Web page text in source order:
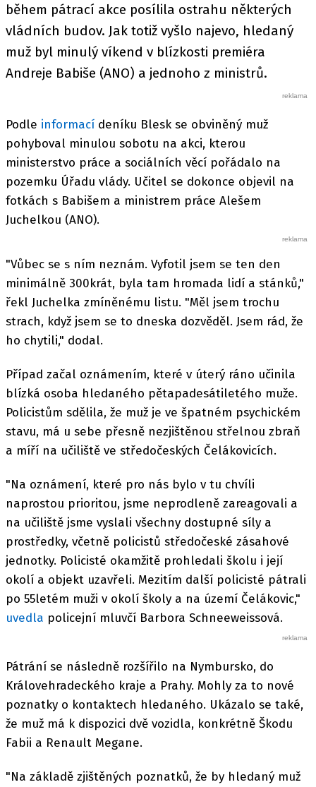
během pátrací akce posílila ostrahu některých
vládních budov. Jak totiž vyšlo najevo, hledaný
muž byl minulý víkend v blízkosti premiéra
Andreje Babiše (ANO) a jednoho z ministrů.
Podle informací deníku Blesk se obviněný muž
pohyboval minulou sobotu na akci, kterou
ministerstvo práce a sociálních věcí pořádalo na
pozemku Úřadu vlády. Učitel se dokonce objevil na
fotkách s Babišem a ministrem práce Alešem
Juchelkou (ANO).
"Vůbec se s ním neznám. Vyfotil jsem se ten den
minimálně 300krát, byla tam hromada lidí a stánků,"
řekl Juchelka zmíněnému listu. "Měl jsem trochu
strach, když jsem se to dneska dozvěděl. Jsem rád, že
ho chytili," dodal.
Případ začal oznámením, které v úterý ráno učinila
blízká osoba hledaného pětapadesátiletého muže.
Policistům sdělila, že muž je ve špatném psychickém
stavu, má u sebe přesně nezjištěnou střelnou zbraň
a míří na učiliště ve středočeských Čelákovicích.
"Na oznámení, které pro nás bylo v tu chvíli
naprostou prioritou, jsme neprodleně zareagovali a
na učiliště jsme vyslali všechny dostupné síly a
prostředky, včetně policistů středočeské zásahové
jednotky. Policisté okamžitě prohledali školu i její
okolí a objekt uzavřeli. Mezitím další policisté pátrali
po 55letém muži v okolí školy a na území Čelákovic,"
uvedla policejní mluvčí Barbora Schneeweissová.
Pátrání se následně rozšířilo na Nymbursko, do
Královehradeckého kraje a Prahy. Mohly za to nové
poznatky o kontaktech hledaného. Ukázalo se také,
že muž má k dispozici dvě vozidla, konkrétně Škodu
Fabii a Renault Megane.
"Na základě zjištěných poznatků, že by hledaný muž